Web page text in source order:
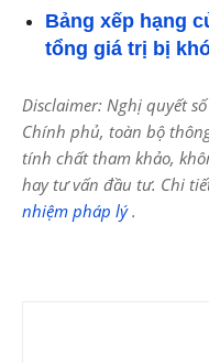
Bảng xếp hạng
tổng giá trị bị
Disclaimer: Nghị quyết
Chính phủ, toàn bộ
tính chất tham khảo,
hay tư vấn đầu tư. Chi
nhiệm pháp lý.